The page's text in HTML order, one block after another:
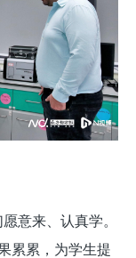
意来、认真学。
累累，为学生提